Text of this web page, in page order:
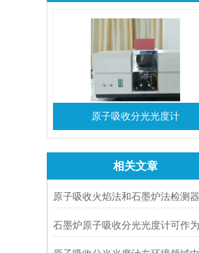
原子吸收分光光度计
相关文章